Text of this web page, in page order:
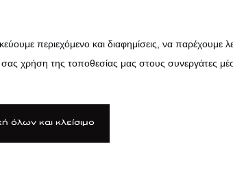
περιεχόμενο και διαφημίσεις, να παρέχουμε
χρήση της τοποθεσίας μας στους συνεργάτες
όλων και κλείσιμο